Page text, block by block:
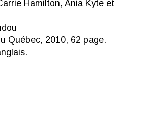
Hamilton, Ania Kyte et
Québec, 2010, 62 page.